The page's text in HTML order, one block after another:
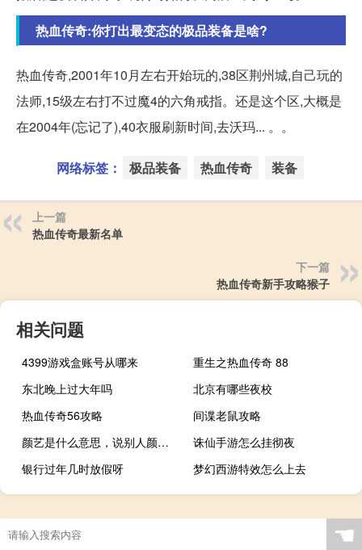
热血传奇:你打出最变态的极品装备是啥?
热血传奇,2001年10月左右开始玩的,38区荆州城,自己玩的
法师,15级左右打不过魔4的六角戒指。还是这个区,大概是
在2004年(忘记了),40衣服刷新时间,去沃玛... 。。
网络标签： 极品装备 热血传奇 装备
上一篇
热血传奇最新名单
下一篇
热血传奇新手攻略猴子
相关问题
4399游戏盒账号从哪来
重生之热血传奇 88
东北晚上过大年吗
北京有哪些夜校
热血传奇56攻略
间谍老鼠攻略
颜艺是什么意思，说别人颜艺是夸人还是损人啊什么梗
诛仙手游怎么挂彻夜
银行过年几时放假呀
梦幻西游特效怎么上去
☚